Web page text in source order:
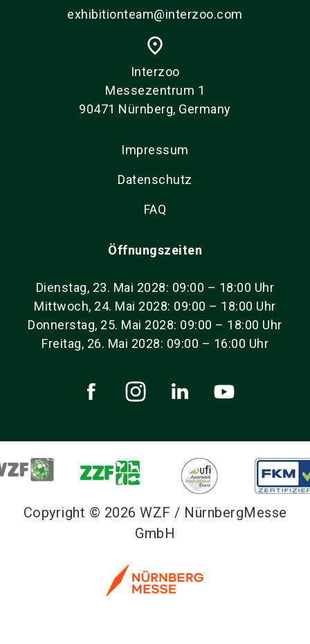
exhibitionteam@interzoo.com
place
Interzoo
Messezentrum 1
90471 Nürnberg, Germany
Impressum
Datenschutz
FAQ
Öffnungszeiten
Dienstag, 23. Mai 2028: 09:00 – 18:00 Uhr
Mittwoch, 24. Mai 2028: 09:00 – 18:00 Uhr
Donnerstag, 25. Mai 2028: 09:00 – 18:00 Uhr
Freitag, 26. Mai 2028: 09:00 – 16:00 Uhr
Copyright © 2026 WZF / NürnbergMesse
GmbH